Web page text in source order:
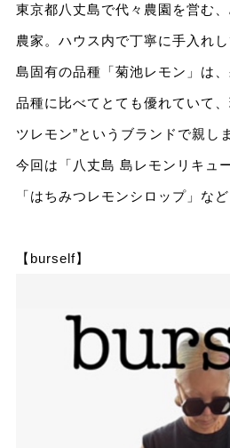
東京都八丈島で代々農園を営む
農家。ハウス内で丁寧に手入れ
島固有の品種「菊池レモン」は
品種に比べてとても優れていて
ツレモン”というブランドで親し
今回は「八丈島 島レモンリキュ
「はちみつレモンシロップ」など
【burself】